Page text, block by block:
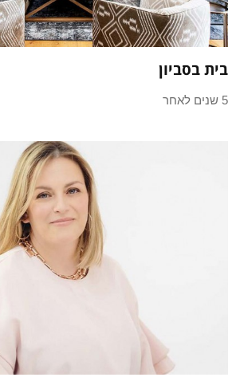
בית בסביון
5 שנים לאחר